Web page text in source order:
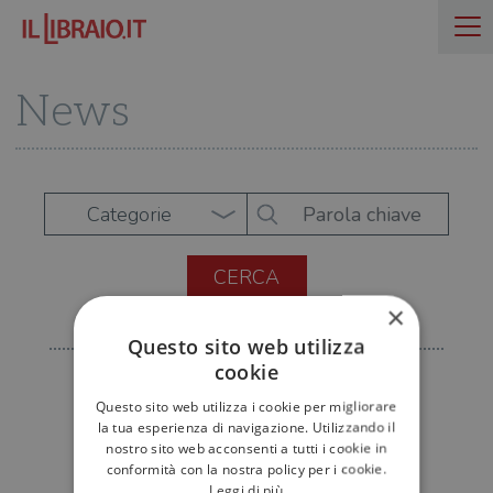
News
Categorie
×
Questo sito web utilizza
cookie
Questo sito web utilizza i cookie per migliorare
la tua esperienza di navigazione. Utilizzando il
nostro sito web acconsenti a tutti i cookie in
conformità con la nostra policy per i cookie.